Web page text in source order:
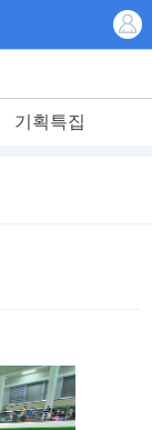
기획특집